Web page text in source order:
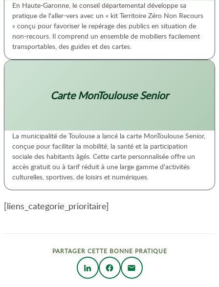
En Haute-Garonne, le conseil départemental développe sa
pratique de l'aller-vers avec un « kit Territoire Zéro Non Recours
» conçu pour favoriser le repérage des publics en situation de
non-recours. Il comprend un ensemble de mobiliers facilement
transportables, des guides et des cartes.
Carte MonToulouse Senior
La municipalité de Toulouse a lancé la carte MonToulouse Senior,
conçue pour faciliter la mobilité, la santé et la participation
sociale des habitants âgés. Cette carte personnalisée offre un
accès gratuit ou à tarif réduit à une large gamme d'activités
culturelles, sportives, de loisirs et numériques.
[liens_categorie_prioritaire]
PARTAGER CETTE BONNE PRATIQUE